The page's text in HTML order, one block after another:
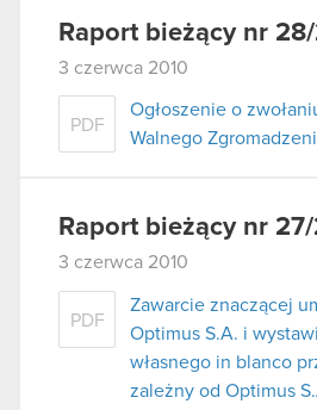
Raport bieżący nr
3 czerwca 2010
PDF
Ogłoszenie o
Walnego
Raport bieżący nr
3 czerwca 2010
PDF
Zawarcie znaczącej
Optimus S.A. i
własnego in blanco
zależny od Optimus